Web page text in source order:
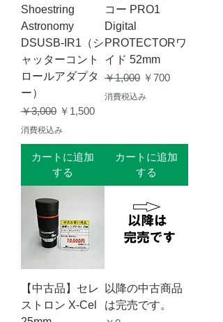
Shoestring
Astronomy
DSUSB-IR1（シ
ャッターコント
ロールアダプタ
ー）
通常価格
￥3,000 セール価格
￥1,500
消費税込み
カートに追加
する
コー PRO1
Digital
PROTECTORワ
イド 52mm
通常価格
￥1,000 セール価格
￥700
消費税込み
カートに追加
する
【中古品】セレ
ストロン X-Cel
以降の中古商品
は完売です。